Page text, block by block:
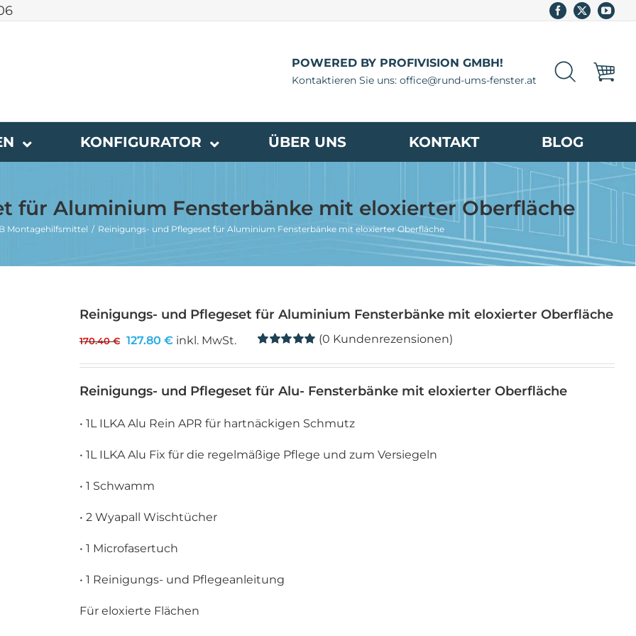
Facebook
X
POWERED BY PROFIVISION GMBH!
Kontaktieren Sie uns: office@rund-ums-fenster.at
KONFIGURATOR ÜBER UNS KONTAKT BLOG
für Aluminium Fensterbänke mit eloxierter Oberfläche
Montagehilfsmittel Reinigungs- und Pflegeset für Aluminium Fensterbänke mit eloxierter Oberfläche
Reinigungs- und Pflegeset für Aluminium Fensterbänke mit eloxierter Oberfläche
170.40€ Ursprünglicher
170.40 €
127.80 €Aktueller
127.80 €.
inkl. MwSt.
mit5.00von
auf
(0 Kundenrezensionen)
Reinigungs- und Pflegeset für Alu- Fensterbänke mit eloxierter Oberfläche
• 1L ILKA Alu Rein APR für hartnäckigen Schmutz
• 1L ILKA Alu Fix für die regelmäßige Pflege und zum Versiegeln
• 1 Schwamm
• 2 Wyapall Wischtücher
• 1 Microfasertuch
• 1 Reinigungs- und Pflegeanleitung
Für eloxierte Flächen